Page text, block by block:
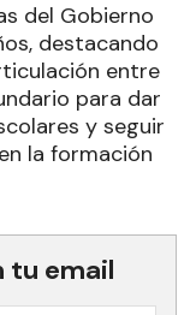
del Gobierno
destacando
entre
para dar
y seguir
la formación
tu email